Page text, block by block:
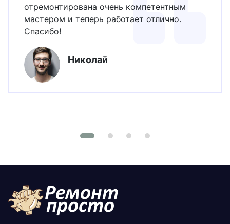
отремонтирована очень компетентным
мастером и теперь работает отлично.
Спасибо!
Николай